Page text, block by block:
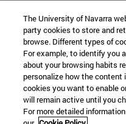
The University of Navarra
party cookies to store and
browse. Different types of
For example, to identify you
about your browsing habits
personalize how the content
cookies you want to enable
will remain active until you
For more detailed